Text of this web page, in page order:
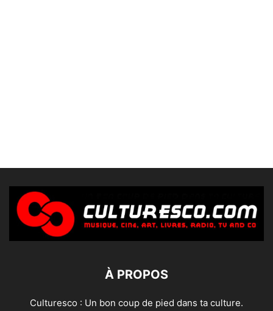
À PROPOS
Culturesco : Un bon coup de pied dans ta culture.